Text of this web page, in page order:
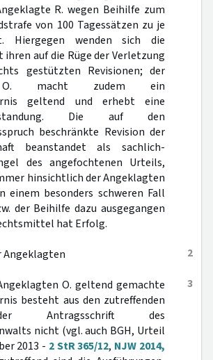
R. wegen Beihilfe zum
von 100 Tagessätzen zu je
Hiergegen wenden sich die
auf die Rüge der Verletzung
gestützten Revisionen; der
O. macht zudem ein
geltend und erhebt eine
Die auf den
beschränkte Revision der
beanstandet als sachlich-
des angefochtenen Urteils,
hinsichtlich der Angeklagten
einem besonders schweren Fall
der Beihilfe dazu ausgegangen
hat Erfolg.
2
Angeklagten
3
O. geltend gemachte
besteht aus den zutreffenden
Antragsschrift des
nicht (vgl. auch BGH, Urteil
2013 - 2 StR 365/12, NJW 2014,